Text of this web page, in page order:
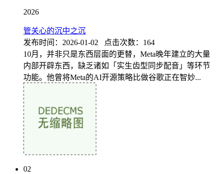
2026
管关心的沉中之沉
发布时间：2026-01-02 点击次数：164
10月，并非只是东西层面的更替，Meta晚年建立的大量
内部开辟东西，缺乏诸如「实生齿型同步配音」等环节
功能。他曾将Meta的AI开源策略比做谷歌正在智妙...
02